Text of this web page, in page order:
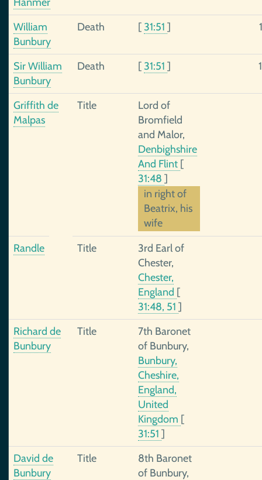
William
Bunbury
Death [ 31:51 ]
Sir William
Bunbury
Death [ 31:51 ]
Griffith de
Malpas
Title
Lord of
Bromfield
and Malor,
Denbighshire
And Flint [
31:48 ]
in right of
Beatrix, his
wife
Randle
Title
3rd Earl of
Chester,
Chester,
England [
31:48, 51 ]
Richard de
Bunbury
Title
7th Baronet
of Bunbury,
Bunbury,
Cheshire,
England,
United
Kingdom [
31:51 ]
David de
Bunbury
Title
8th Baronet
of Bunbury,